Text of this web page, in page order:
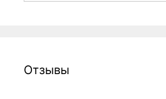
Отзывы